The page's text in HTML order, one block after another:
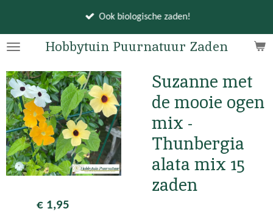
naar
hoofdinhoud
Hobbytuin Puurnatuur Zaden
Ook biologische zaden!
Suzanne met
de mooie ogen
mix -
Thunbergia
alata mix 15
zaden
€ 1,95